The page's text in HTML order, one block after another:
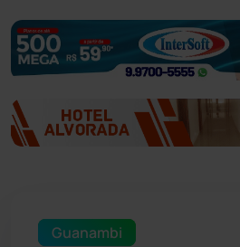
Guanambi